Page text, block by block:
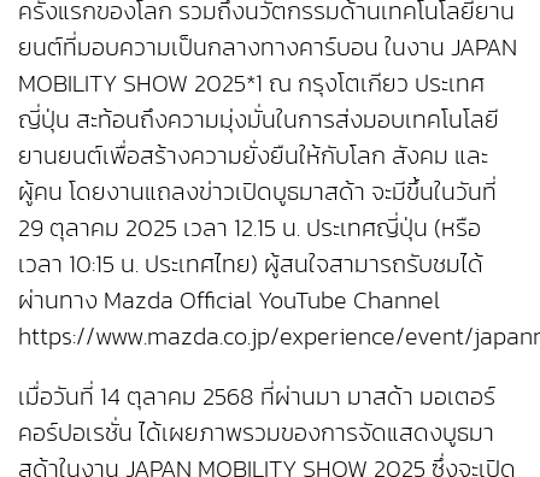
ครั้งแรกของโลก รวมถึงนวัตกรรมด้านเทคโนโลยียาน
ยนต์ที่มอบความเป็นกลางทางคาร์บอน ในงาน JAPAN
MOBILITY SHOW 2025*1 ณ กรุงโตเกียว ประเทศ
ญี่ปุ่น สะท้อนถึงความมุ่งมั่นในการส่งมอบเทคโนโลยี
ยานยนต์เพื่อสร้างความยั่งยืนให้กับโลก สังคม และ
ผู้คน โดยงานแถลงข่าวเปิดบูธมาสด้า จะมีขึ้นในวันที่
29 ตุลาคม 2025 เวลา 12.15 น. ประเทศญี่ปุ่น (หรือ
เวลา 10:15 น. ประเทศไทย) ผู้สนใจสามารถรับชมได้
ผ่านทาง Mazda Official YouTube Channel
https://www.mazda.co.jp/experience/event/
เมื่อวันที่ 14 ตุลาคม 2568 ที่ผ่านมา มาสด้า มอเตอร์
คอร์ปอเรชั่น ได้เผยภาพรวมของการจัดแสดงบูธมา
สด้าในงาน JAPAN MOBILITY SHOW 2025 ซึ่งจะเปิด